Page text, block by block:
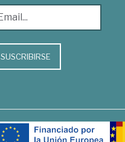
SUSCRIBIRSE